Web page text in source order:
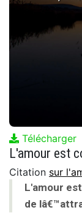
Télécharger
Citation sur
L'amour
de